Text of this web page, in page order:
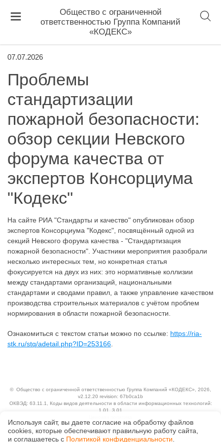
Общество с ограниченной
ответственностью Группа Компаний
«КОДЕКС»
07.07.2026
Проблемы
стандартизации
пожарной безопасности:
обзор секции Невского
форума качества от
экспертов Консорциума
"Кодекс"
На сайте РИА "Стандарты и качество" опубликован обзор
экспертов Консорциума "Кодекс", посвящённый одной из
секций Невского форума качества - "Стандартизация
пожарной безопасности". Участники мероприятия разобрали
несколько интересных тем, но конкретная статья
фокусируется на двух из них: это нормативные коллизии
между стандартами организаций, национальными
стандартами и сводами правил, а также управление качеством
производства строительных материалов с учётом проблем
нормирования в области пожарной безопасности.
Ознакомиться с текстом статьи можно по ссылке: https://ria-
stk.ru/stq/adetail.php?ID=253166
© Общество с ограниченной ответственностью Группа Компаний «КОДЕКС» , 2026,
v2.12.20 revision: 67b0ca1b
ОКВЭД: 63.11.1, Коды видов деятельности в области информационных технологий:
1.01, 3.01
Технологии
Исключительные авторские и смежные права принадлежат АО «Кодекс».
Используя сайт, вы даете согласие на обработку файлов
сооkiеs, которые обеспечивают правильную работу сайта,
и соглашаетесь с Политикой конфиденциальности.